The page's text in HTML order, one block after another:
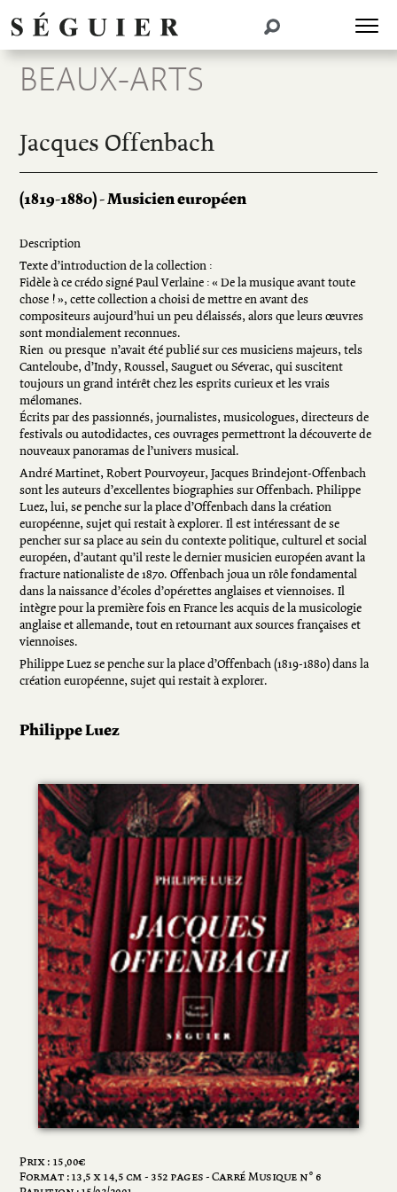
BEAUX-ARTS
Jacques Offenbach
(1819-1880) - Musicien européen
Description
Texte d’introduction de la collection :
Fidèle à ce crédo signé Paul Verlaine : « De la musique avant toute
chose ! », cette collection a choisi de mettre en avant des
compositeurs aujourd’hui un peu délaissés, alors que leurs œuvres
sont mondialement reconnues.
Rien  ou presque  n’avait été publié sur ces musiciens majeurs, tels
Canteloube, d’Indy, Roussel, Sauguet ou Séverac, qui suscitent
toujours un grand intérêt chez les esprits curieux et les vrais
mélomanes.
Écrits par des passionnés, journalistes, musicologues, directeurs de
festivals ou autodidactes, ces ouvrages permettront la découverte de
nouveaux panoramas de l’univers musical.
André Martinet, Robert Pourvoyeur, Jacques Brindejont-Offenbach
sont les auteurs d’excellentes biographies sur Offenbach. Philippe
Luez, lui, se penche sur la place d’Offenbach dans la création
européenne, sujet qui restait à explorer. Il est intéressant de se
pencher sur sa place au sein du contexte politique, culturel et social
européen, d’autant qu’il reste le dernier musicien européen avant la
fracture nationaliste de 1870. Offenbach joua un rôle fondamental
dans la naissance d’écoles d’opérettes anglaises et viennoises. Il
intègre pour la première fois en France les acquis de la musicologie
anglaise et allemande, tout en retournant aux sources françaises et
viennoises.
Philippe Luez se penche sur la place d’Offenbach (1819-1880) dans la
création européenne, sujet qui restait à explorer.
Philippe Luez
Prix : 15,00€
Format : 13,5 x 14,5 cm - 352 pages - Carré Musique n° 6